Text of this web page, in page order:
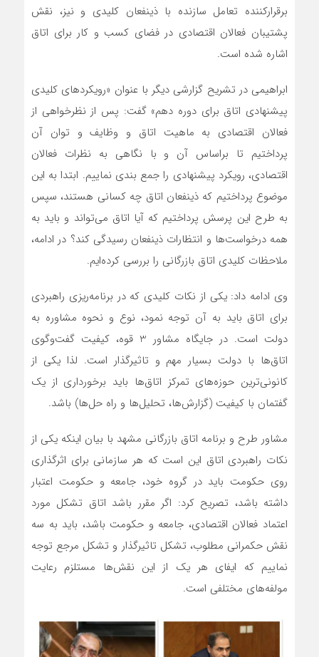
برقرارکننده تعامل سازنده با ذینفعان کلیدی و نیز، نقش
پشتیبان فعالان اقتصادی در فضای کسب و کار برای اتاق
اشاره شده است.
ابراهیمی در تشریح گزارشی دیگر با عنوان «رویکردهای کلیدی
پیشنهادی اتاق برای دوره دهم» گفت: پس از نظرخواهی از
فعالان اقتصادی به ماهیت اتاق و وظایف و توان آن
پرداختیم تا براساس آن و با نگاهی به نظرات فعالان
اقتصادی، رویکرد پیشنهادی را جمع بندی نماییم. ابتدا به این
موضوع پرداختیم که ذینفعان اتاق چه کسانی هستند، سپس
به طرح این پرسش پرداختیم که آیا اتاق می‌تواند و باید به
همه درخواست‌ها و انتظارات ذینفعان رسیدگی کند؟ در ادامه،
ملاحظات کلیدی اتاق بازرگانی را بررسی کرده‌ایم.
وی ادامه داد: یکی از نکات کلیدی که در برنامه‌ریزی راهبردی
برای اتاق باید به آن توجه نمود، نوع و نحوه مشاوره به
دولت است. در جایگاه مشاور 3 قوه، کیفیت گفت‌وگوی
اتاق‌ها با دولت بسیار مهم و تاثیرگذار است. لذا یکی از
کانونی‌ترین حوزه‌های تمرکز اتاق‌ها باید برخورداری از یک
گفتمان با کیفیت (گزارش‌ها، تحلیل‌ها و راه حل‌ها) باشد.
مشاور طرح و برنامه اتاق بازرگانی مشهد با بیان اینکه یکی از
نکات راهبردی اتاق این است که هر سازمانی برای اثرگذاری
روی حکومت باید در گروه خود، جامعه و حکومت اعتبار
داشته باشد، تصریح کرد: اگر مقرر باشد اتاق تشکل مورد
اعتماد فعالان اقتصادی، جامعه و حکومت باشد، باید به سه
نقش حکمرانی مطلوب، تشکل تاثیرگذار و تشکل مرجع توجه
نماییم که ایفای هر یک از این نقش‌ها مستلزم رعایت
مولفه‌های مختلفی است.